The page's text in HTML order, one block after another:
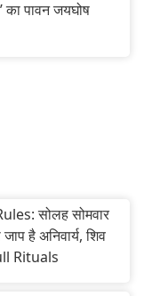
का पावन जयघोष
सोलह सोमवार
है अनिवार्य, शिव
Rituals